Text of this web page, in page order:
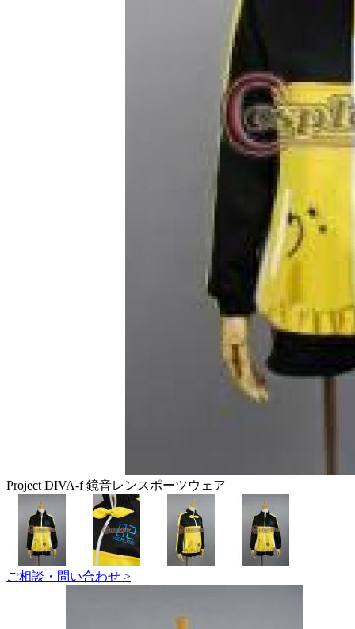
Project DIVA-f 鏡音レンスポーツウェア
ご相談・問い合わせ >